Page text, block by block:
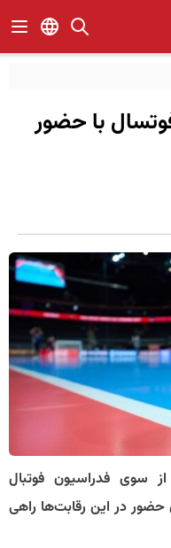
با حضور
سوی فدراسیون فوتبال
حضور در این رقابت‌ها راهی